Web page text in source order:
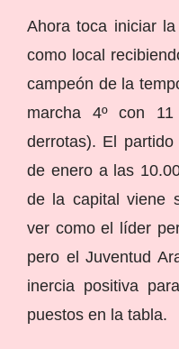
Ahora toca iniciar
como local
campeón de la
marcha 4º con
derrotas). El
de enero a las
de la capital viene
ver como el líder
pero el Juventud
inercia positiva
puestos en la tabla.